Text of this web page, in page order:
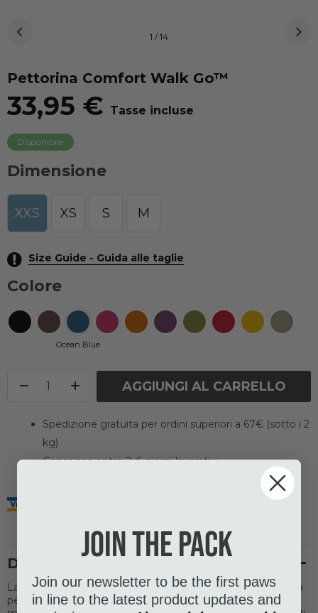
1 / 14
Pettorina Comfort Walk Go™
33,95 € Tasse incluse
Disponibile
Dimensione
XXS XS S M
Size Guide - Guida alle taglie
Colore
Ocean Blue
AGGIUNGI AL CARRELLO
Spedizione gratuita per ordini superiori a 67€ (sotto i 2
kg)
Consegna entro 2–6 giorni lavorativi
Descrizione
La pettorina Comfort Walk Go™ di DOG Copenhagen è una
pettorina comoda e leggera concepita per cani di piccola e
Join the pack
Join our newsletter to be the first paws
in line to the latest product updates and